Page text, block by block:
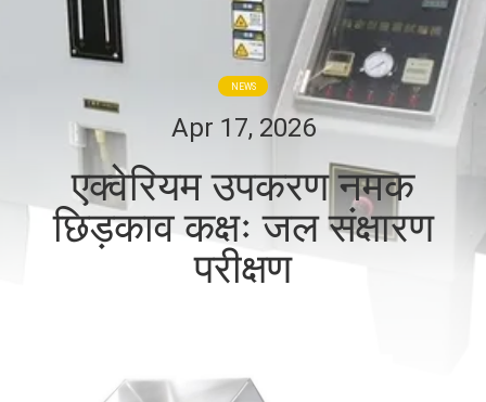
कारखाना
गुणवत्ता
NEWS
Apr 17, 2026
एक्वेरियम उपकरण नमक
छिड़काव कक्षः जल संक्षारण
परीक्षण